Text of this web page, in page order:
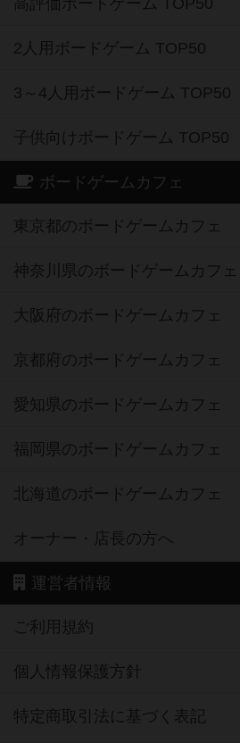
高評価ボードゲーム TOP50
2人用ボードゲーム TOP50
3～4人用ボードゲーム TOP50
子供向けボードゲーム TOP50
ボードゲームカフェ
東京都のボードゲームカフェ
神奈川県のボードゲームカフェ
大阪府のボードゲームカフェ
京都府のボードゲームカフェ
愛知県のボードゲームカフェ
福岡県のボードゲームカフェ
北海道のボードゲームカフェ
オーナー・店長の方へ
運営者情報
ご利用規約
個人情報保護方針
特定商取引法に基づく表記